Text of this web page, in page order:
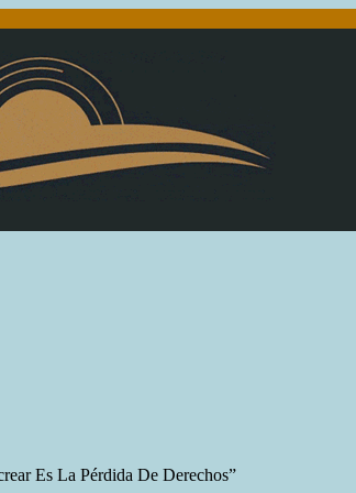
Es La Pérdida De Derechos”